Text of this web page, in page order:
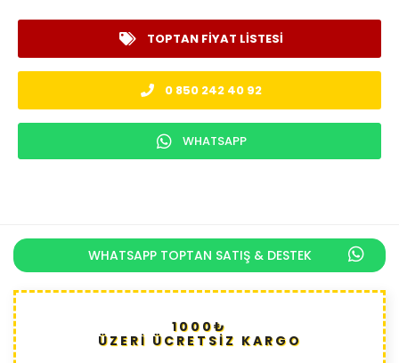
TOPTAN FIYAT LISTESI
0 850 242 40 92
WHATSAPP
WHATSAPP TOPTAN SATIŞ & DESTEK
1000₺
ÜZERİ ÜCRETSİZ KARGO